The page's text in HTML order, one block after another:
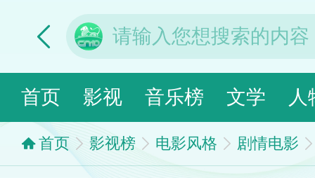
首页 影视 音乐榜 文学 人
首页 影视榜 电影风格 剧情电影